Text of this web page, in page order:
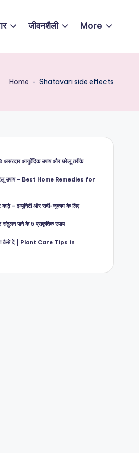
जीवनशैली More
Home - Shatavari side effects
आयुर्वेदिक उपाय और घरेलू तरीके
घरेलू उपाय – Best Home Remedies for
काढ़े – इम्युनिटी और सर्दी-जुकाम के लिए
संतुलन पाने के 5 प्राकृतिक उपाय
छाया कैसे दें | Plant Care Tips in